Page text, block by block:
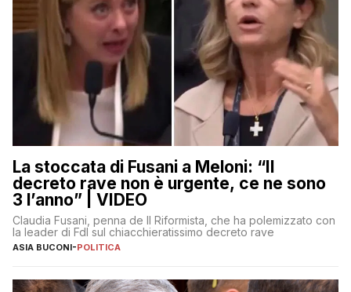
La stoccata di Fusani a Meloni: “Il
decreto rave non è urgente, ce ne sono
3 l’anno” | VIDEO
Claudia Fusani, penna de Il Riformista, che ha polemizzato con
la leader di FdI sul chiacchieratissimo decreto rave
ASIA BUCONI-POLITICA